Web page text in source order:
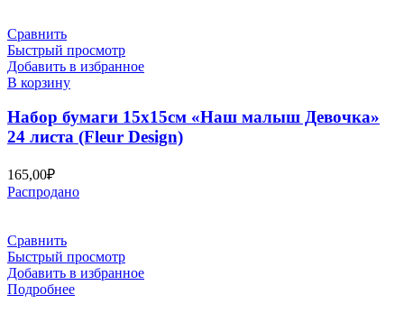
Сравнить
Быстрый просмотр
Добавить в избранное
В корзину
Набор бумаги 15х15см «Наш малыш Девочка»
24 листа (Fleur Design)
165,00₽
Распродано
Сравнить
Быстрый просмотр
Добавить в избранное
Подробнее